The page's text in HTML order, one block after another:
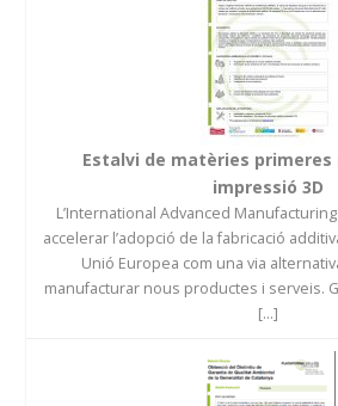
Estalvi de matèries
impressió 3D
L’International Advanced
accelerar l’adopció de la fabricació
Unió Europea com una via
manufacturar nous productes i serveis.
[...]